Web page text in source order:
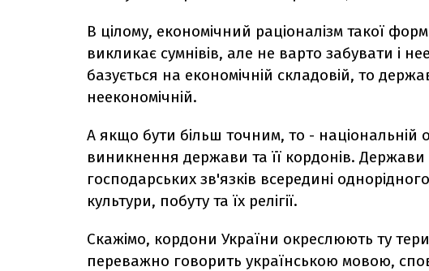
В цілому, економічний раціоналізм такої
викликає сумнівів, але не варто забувати і
базується на економічній складовій, то
неекономічній.
А якщо бути більш точним, то - національній
виникнення держави та її кордонів.
господарських зв'язків всередині
культури, побуту та їх релігії.
Скажімо, кордони України окреслюють ту
переважно говорить українською мовою,